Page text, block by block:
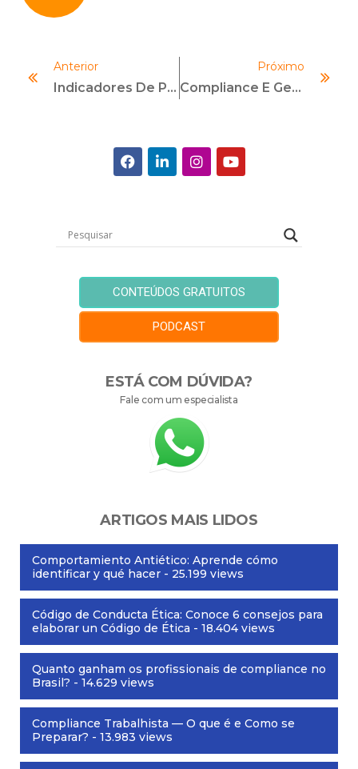
Anterior
Indicadores De Performance Em Compliance: Como Medir O Que Realmente Importa
Próximo
Compliance E Geopolítica: Como As Tensões Globais Redefinem A Governança Corporativa
CONTEÚDOS GRATUITOS
PODCAST
ESTÁ COM DÚVIDA?
Fale com um especialista
ARTIGOS MAIS LIDOS
Comportamiento Antiético: Aprende cómo
identificar y qué hacer - 25.199 views
Código de Conducta Ética: Conoce 6 consejos para
elaborar un Código de Ética - 18.404 views
Quanto ganham os profissionais de compliance no
Brasil? - 14.629 views
Compliance Trabalhista — O que é e Como se
Preparar? - 13.983 views